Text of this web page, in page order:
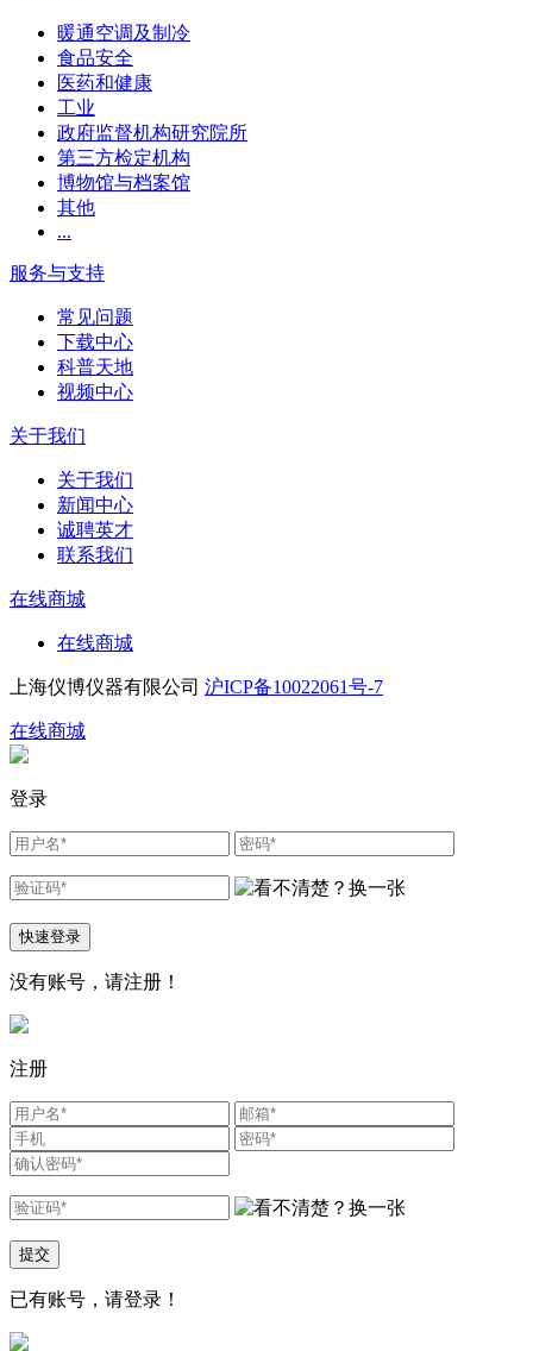
暖通空调及制冷
食品安全
医药和健康
工业
政府监督机构研究院所
第三方检定机构
博物馆与档案馆
其他
...
服务与支持
常见问题
下载中心
科普天地
视频中心
关于我们
关于我们
新闻中心
诚聘英才
联系我们
在线商城
在线商城
上海仪博仪器有限公司 沪ICP备10022061号-7
在线商城
登录
快速登录
没有账号，请注册！
注册
提交
已有账号，请登录 ！